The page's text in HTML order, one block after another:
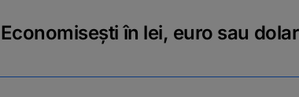
Economisești în lei, euro sau